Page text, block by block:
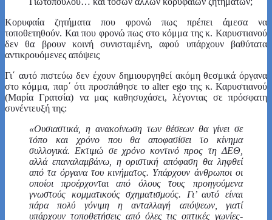
Κορυφαία ζητήματα που φρονώ πως πρέπει άμεσα να
τοποθετηθούν. Και που φρονώ πως στο κόμμα της κ. Καρυστιανού
δεν θα βρουν κοινή συνισταμένη, αφού υπάρχουν βαθύτατα
αντικρουόμενες απόψεις
Γι΄ αυτό πιστεύω δεν έχουν δημιουργηθεί ακόμη θεσμικά όργανα
στο κόμμα, παρ΄ ότι προσπάθησε το alter ego της κ. Καρυστιανού
(Μαρία Γρατσία) να μας καθησυχάσει, λέγοντας σε πρόσφατη
συνέντευξή της:
«Ουσιαστικά, η ανακοίνωση των θέσεων θα γίνει σε
τόπο και χρόνο που θα αποφασίσει το κίνημα
συλλογικά. Εκτιμώ σε χρόνο κοντινό προς τη ΔΕΘ,
αλλά επαναλαμβάνω, η οριστική απόφαση θα ληφθεί
από τα όργανα του κινήματος. Υπάρχουν άνθρωποι οι
οποίοι προέρχονται από όλους τους προηγούμενα
γνωστούς κομματικούς σχηματισμούς. Γι’ αυτό είναι
πάρα πολύ γόνιμη η ανταλλαγή απόψεων, γιατί
υπάρχουν τοποθετήσεις από όλες τις οπτικές γωνίες-